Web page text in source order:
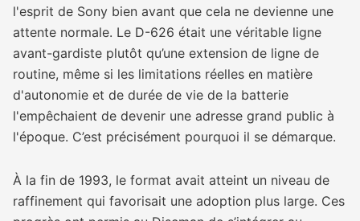
l'esprit de Sony bien avant que cela ne devienne une
attente normale. Le D-626 était une véritable ligne
avant-gardiste plutôt qu’une extension de ligne de
routine, même si les limitations réelles en matière
d'autonomie et de durée de vie de la batterie
l'empêchaient de devenir une adresse grand public à
l'époque. C’est précisément pourquoi il se démarque.
À la fin de 1993, le format avait atteint un niveau de
raffinement qui favorisait une adoption plus large. Ces